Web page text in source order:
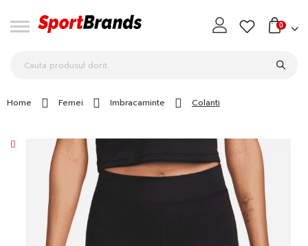
0
Home Femei Imbracaminte Colanti
images